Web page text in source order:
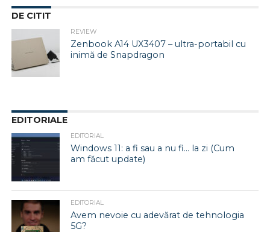
DE CITIT
REVIEW
Zenbook A14 UX3407 – ultra-portabil cu
inimă de Snapdragon
EDITORIALE
EDITORIAL
Windows 11: a fi sau a nu fi… la zi (Cum
am făcut update)
EDITORIAL
Avem nevoie cu adevărat de tehnologia
5G?